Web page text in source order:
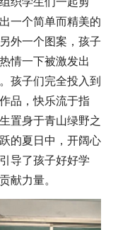
一个简单而精美的
外一个图案，孩子
情一下被激发出
孩子们完全投入到
品，快乐流于指
置身于青山绿野之
的夏日中，开阔心
导了孩子好好学
献力量。